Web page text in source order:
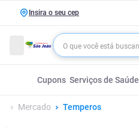
Insira o seu cep
Cupons Serviços de Saúde
Mercado Temperos